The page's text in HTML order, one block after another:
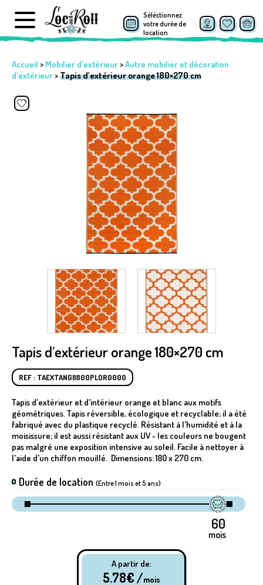
Séléctionnez
votre durée de
location
Accueil > Mobilier d'extérieur>Autre mobilier et décoration
d'extérieur>Tapis d’extérieur orange 180×270 cm
Tapis d’extérieur orange 180×270 cm
REF : TAEXTANGI1800PLOR0000
Tapis d'extérieur et d'intérieur orange et blanc aux motifs
géométriques. Tapis réversible, écologique et recyclable; il a été
fabriqué avec du plastique recyclé. Résistant à l'humidité et à la
moisissure; il est aussi résistant aux UV - les couleurs ne bougent
pas malgré une exposition intensive au soleil. Facile à nettoyer à
l'aide d'un chiffon mouillé. Dimensions: 180 x 270 cm.
Durée de location (Entre 1 mois et 5 ans)
mois
A partir de:
5.78€ /mois